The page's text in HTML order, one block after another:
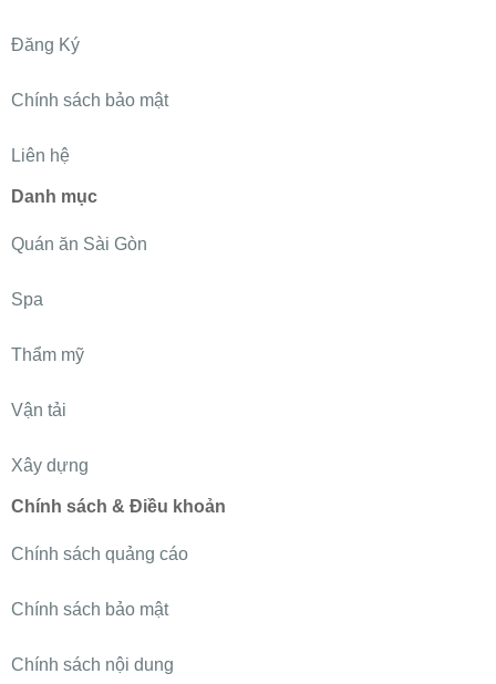
Đăng Ký
Chính sách bảo mật
Liên hệ
Danh mục
Quán ăn Sài Gòn
Spa
Thẩm mỹ
Vận tải
Xây dựng
Chính sách & Điều khoản
Chính sách quảng cáo
Chính sách bảo mật
Chính sách nội dung